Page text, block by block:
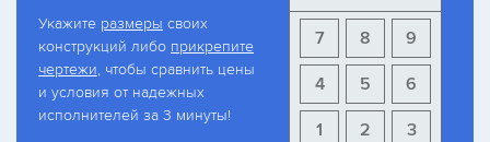
Укажите размеры своих
конструкций либо прикрепите
чертежи, чтобы сравнить цены
и условия от надежных
исполнителей за 3 минуты!
9
8
7
6
5
4
3
2
1